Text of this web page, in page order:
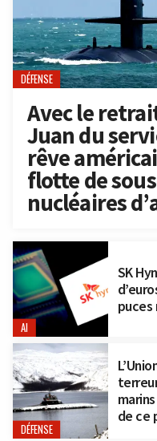
DÉFENSE
Avec le
Juan du
rêve
flotte de
nucléaires
AI
SK
puces
DÉFENSE
de ce